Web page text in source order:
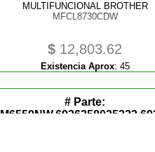
MULTIFUNCIONAL BROTHER
MFCL8730CDW
$ 12,803.62
Existencia Aprox: 45
# Parte: